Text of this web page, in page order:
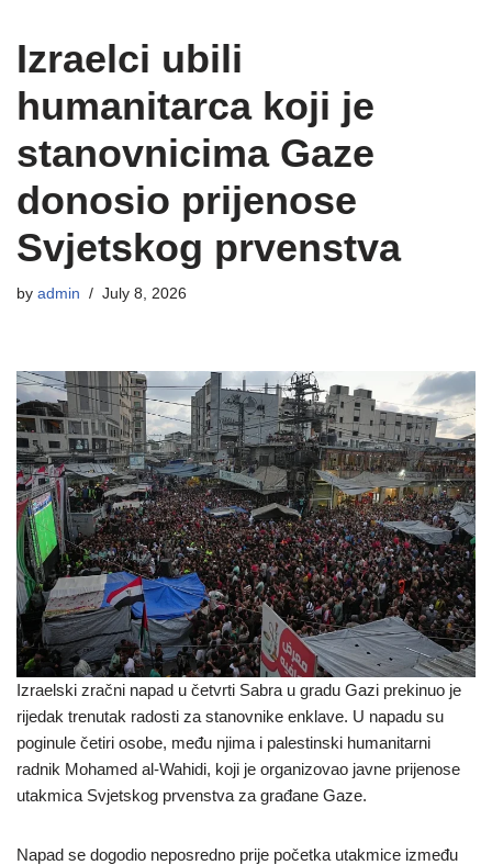
Izraelci ubili
humanitarca koji je
stanovnicima Gaze
donosio prijenose
Svjetskog prvenstva
by admin July 8, 2026
Izraelski zračni napad u četvrti Sabra u gradu Gazi prekinuo je
rijedak trenutak radosti za stanovnike enklave. U napadu su
poginule četiri osobe, među njima i palestinski humanitarni
radnik Mohamed al-Wahidi, koji je organizovao javne prijenose
utakmica Svjetskog prvenstva za građane Gaze.
Napad se dogodio neposredno prije početka utakmice između